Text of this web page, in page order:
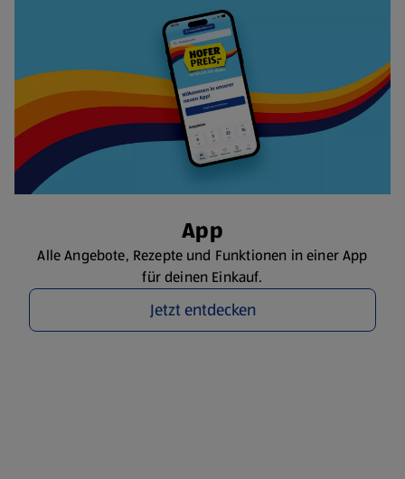
App
Alle Angebote, Rezepte und Funktionen in einer App
für deinen Einkauf.
Jetzt entdecken